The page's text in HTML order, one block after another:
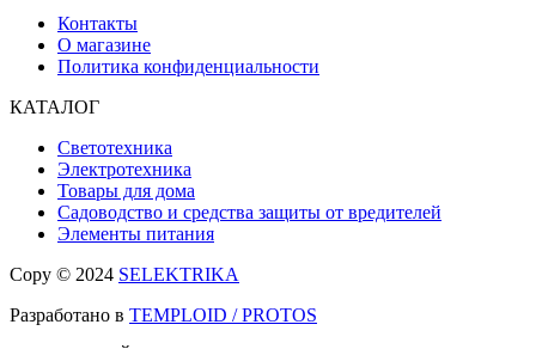
Контакты
О магазине
Политика конфиденциальности
КАТАЛОГ
Светотехника
Электротехника
Товары для дома
Садоводство и средства защиты от вредителей
Элементы питания
Copy © 2024 SELEKTRIKA
Разработано в TEMPLOID / PROTOS